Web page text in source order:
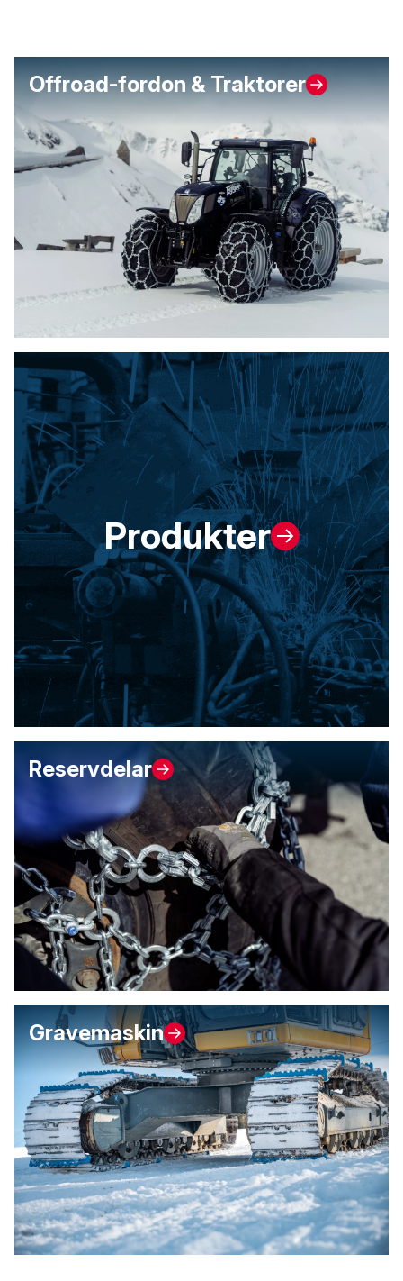
Offroad-fordon & Traktorer
Produkter
Reservdelar
Gravemaskin